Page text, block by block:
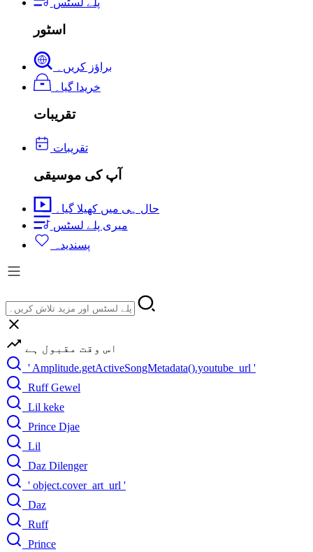
پلے لسٹس
اسٹور
براؤز کریں۔
خریدا گیا۔
تقریبات
تقریبات
آپ کی موسیقی
حال ہی میں کھیلا گیا۔
میری پلے لسٹس
پسندیدہ
اس وقت مقبول ہے
' Amplitude.getActiveSongMetadata().youtube_url '
Ruff Gewel
Lil keke
Prince Djae
Lil
Daz Dilenger
' object.cover_art_url '
Daz
Ruff
Prince